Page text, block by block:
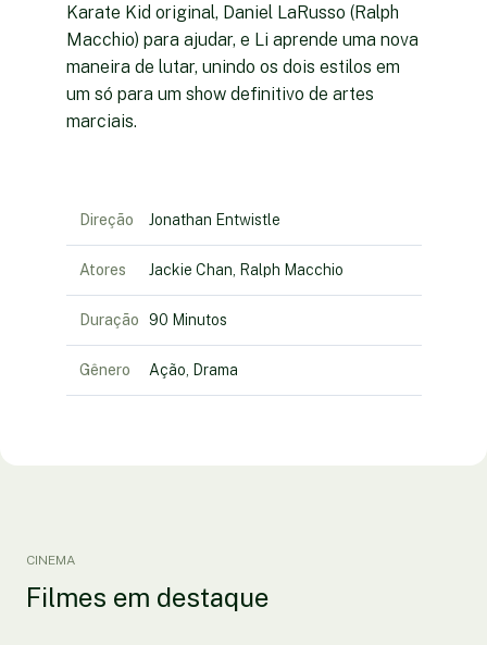
Karate Kid original, Daniel LaRusso (Ralph
Macchio) para ajudar, e Li aprende uma nova
maneira de lutar, unindo os dois estilos em
um só para um show definitivo de artes
marciais.
Direção Jonathan Entwistle
Atores Jackie Chan, Ralph Macchio
Duração 90 Minutos
Gênero Ação, Drama
CINEMA
Filmes em destaque